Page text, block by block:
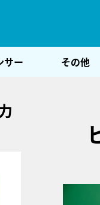
サー その他